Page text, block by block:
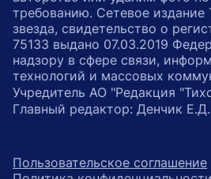
требованию. Сетевое издание
звезда, свидетельство о
75133 выдано 07.03.2019
надзору в сфере связи,
технологий и массовых
Учредитель АО "Редакция
Главный редактор: Денчик Е.Д.
Пользовательское соглашение